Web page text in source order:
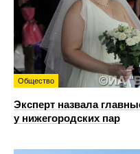
Общество
Эксперт назвала
у нижегородских пар